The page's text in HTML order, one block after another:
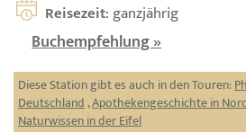
Reisezeit: ganzjährig
Buchempfehlung »
Diese Station gibt es auch in den Touren:
Deutschland,Apothekengeschichte in
Naturwissen in der Eifel